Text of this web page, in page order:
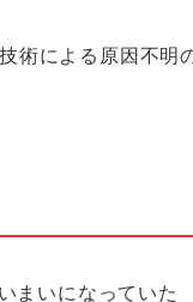
術による原因不明
まいになっていた